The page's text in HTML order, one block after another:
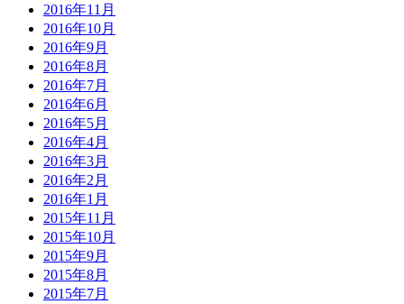
2016年11月
2016年10月
2016年9月
2016年8月
2016年7月
2016年6月
2016年5月
2016年4月
2016年3月
2016年2月
2016年1月
2015年11月
2015年10月
2015年9月
2015年8月
2015年7月